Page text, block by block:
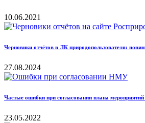
10.06.2021
Черновики отчётов в ЛК природопользователя:
27.08.2024
Частые ошибки при согласовании плана
23.05.2022